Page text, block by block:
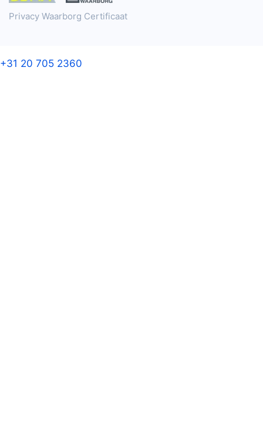
Privacy Waarborg Certificaat
+31 20 705 2360